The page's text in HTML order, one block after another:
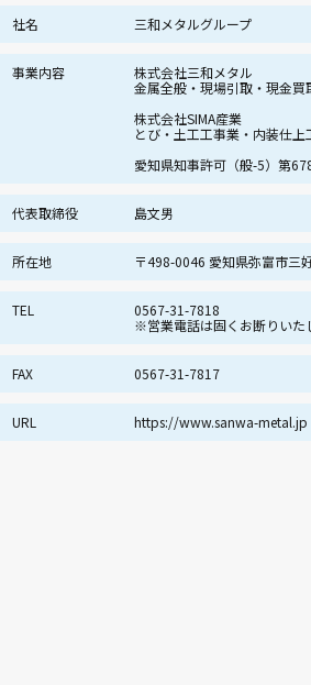
社名 三和メタルグループ
事業内容
株式会社三和メタル
金属全般・現場引取・現金買
株式会社SIMA産業
とび・土工工事業・内装仕
愛知県知事許可（般-5）第
代表取締役 島文男
所在地 〒498-0046 愛知県弥富市三
TEL
0567-31-7818
※営業電話は固くお断りいた
FAX 0567-31-7817
URL https://www.sanwa-metal.jp